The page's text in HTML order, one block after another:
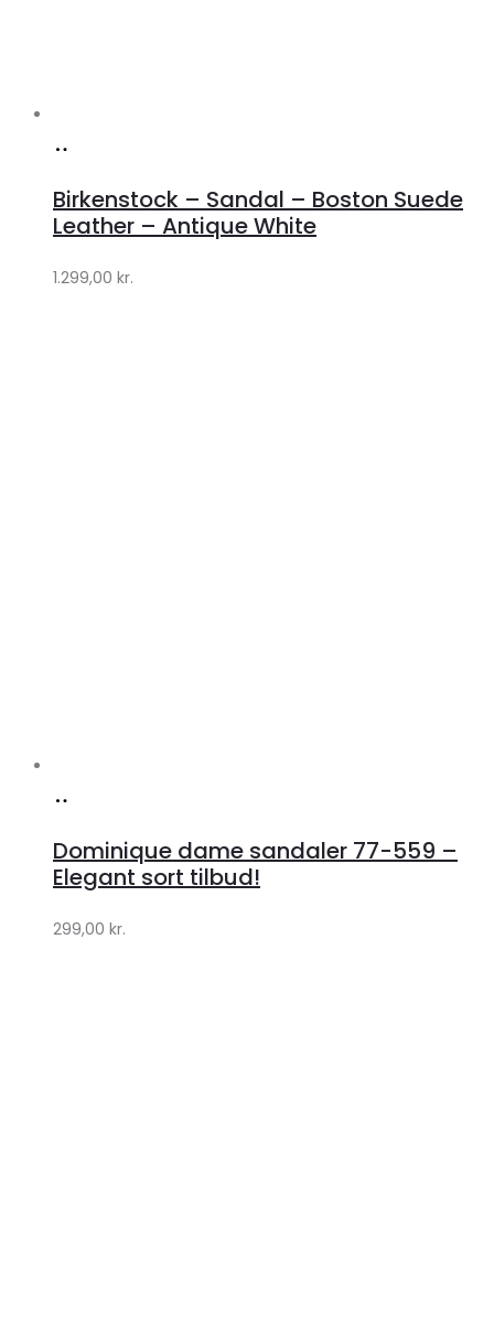
Lykke
Lykke
Birkenstock – Sandal – Boston Suede
Leather – Antique White
1.299,00 kr.
Klædeskabet.dk
Dominique dame sandaler 77-559 –
Elegant sort tilbud!
299,00 kr.